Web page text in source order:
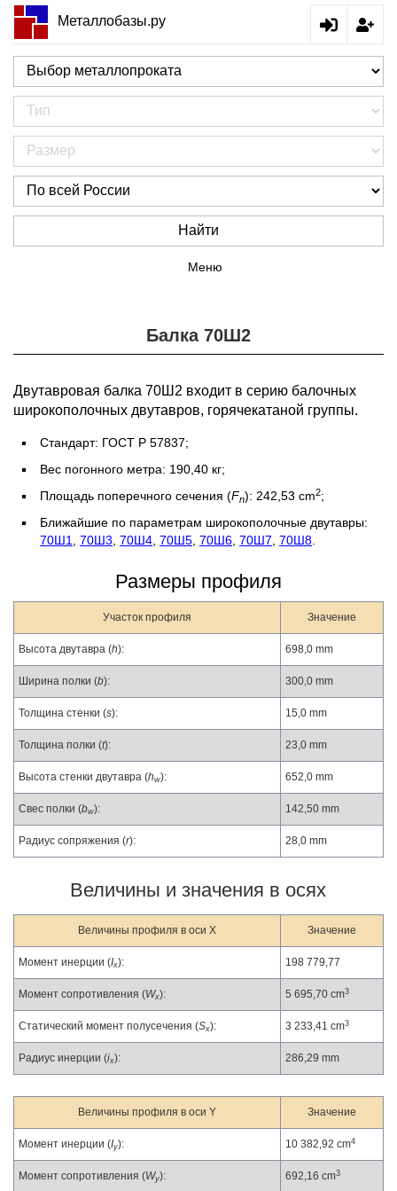
Металлобазы.ру
Найти
Меню
Балка 70Ш2
Двутавровая балка 70Ш2 входит в серию балочных
широкополочных двутавров, горячекатаной группы.
Стандарт: ГОСТ Р 57837;
Вес погонного метра: 190,40 кг;
Площадь поперечного сечения (Fn): 242,53 cm2;
Ближайшие по параметрам широкополочные двутавры:
70Ш1
70Ш3 70Ш4 70Ш5 70Ш6 70Ш7 70Ш8
Размеры профиля
Участок профиля Значение
Высота двутавра (h): 698,0 mm
Ширина полки (b): 300,0 mm
Толщина стенки (s): 15,0 mm
Толщина полки (t): 23,0 mm
Высота стенки двутавра (hw): 652,0 mm
Свес полки (bw): 142,50 mm
Радиус сопряжения (r): 28,0 mm
Величины и значения в осях
Величины профиля в оси X Значение
Момент инерции (Ix): 198 779,77
Момент сопротивления (Wx): 5 695,70 cm3
Статический момент полусечения (Sx): 3 233,41 cm3
Радиус инерции (ix): 286,29 mm
Величины профиля в оси Y Значение
Момент инерции (Iy): 10 382,92 cm4
Момент сопротивления (Wy): 692,16 cm3